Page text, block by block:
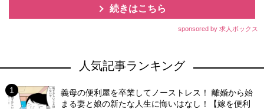
続きはこちら
sponsored by 求人ボックス
人気記事ランキング
義母の便利屋を卒業してノーストレス！ 離婚から始
まる妻と娘の新たな人生に悔いはなし！【嫁を便利